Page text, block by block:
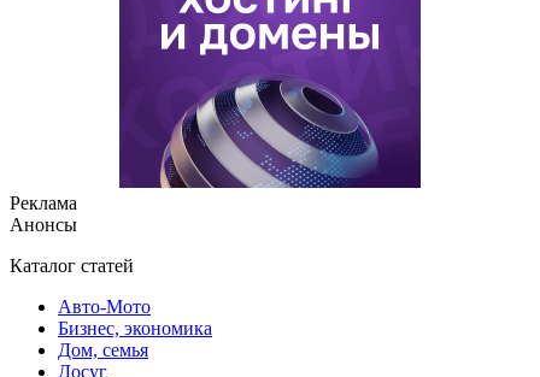
Реклама
Анонсы
Каталог статей
Авто-Мото
Бизнес, экономика
Дом, семья
Досуг